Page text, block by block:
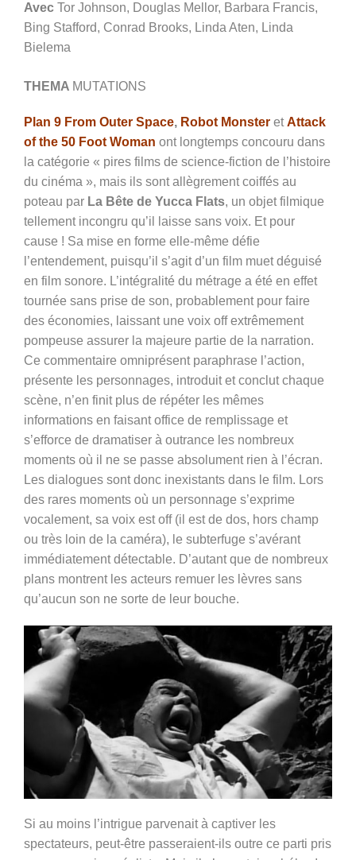
Avec Tor Johnson, Douglas Mellor, Barbara Francis,
Bing Stafford, Conrad Brooks, Linda Aten, Linda
Bielema
THEMA MUTATIONS
Plan 9 From Outer Space, Robot Monster etAttack
of the 50 Foot Woman ont longtemps concouru dans
la catégorie « pires films de science-fiction de l’histoire
du cinéma », mais ils sont allègrement coiffés au
poteau par La Bête de Yucca Flats, un objet filmique
tellement incongru qu’il laisse sans voix. Et pour
cause ! Sa mise en forme elle-même défie
l’entendement, puisqu’il s’agit d’un film muet déguisé
en film sonore. L’intégralité du métrage a été en effet
tournée sans prise de son, probablement pour faire
des économies, laissant une voix off extrêmement
pompeuse assurer la majeure partie de la narration.
Ce commentaire omniprésent paraphrase l’action,
présente les personnages, introduit et conclut chaque
scène, n’en finit plus de répéter les mêmes
informations en faisant office de remplissage et
s’efforce de dramatiser à outrance les nombreux
moments où il ne se passe absolument rien à l’écran.
Les dialogues sont donc inexistants dans le film. Lors
des rares moments où un personnage s’exprime
vocalement, sa voix est off (il est de dos, hors champ
ou très loin de la caméra), le subterfuge s’avérant
immédiatement détectable. D’autant que de nombreux
plans montrent les acteurs remuer les lèvres sans
qu’aucun son ne sorte de leur bouche.
Si au moins l’intrigue parvenait à captiver les
spectateurs, peut-être passeraient-ils outre ce parti pris